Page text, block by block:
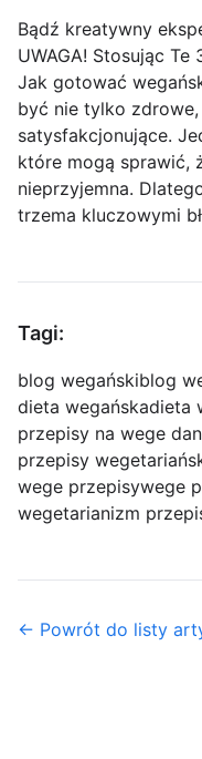
Bądź kreatywny
UWAGA! Stosując Te
Jak gotować
być nie tylko
satysfakcjonujące.
które mogą sprawić,
nieprzyjemna.
trzema kluczowymi
Tagi:
blog wegańskiblog
dieta wegańskadieta
przepisy na wege
przepisy
wege przepisywege
wegetarianizm
← Powrót do listy